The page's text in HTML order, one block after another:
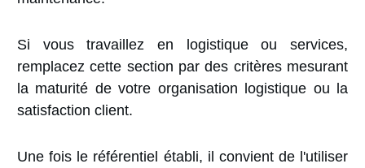
Si vous travaillez en logistique ou services,
remplacez cette section par des critères mesurant
la maturité de votre organisation logistique ou la
satisfaction client.
Une fois le référentiel établi, il convient de l'utiliser